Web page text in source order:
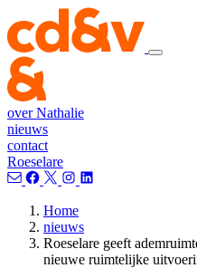
over Nathalie
nieuws
contact
Roeselare
Home
nieuws
Roeselare geeft
nieuwe ruimtelijke